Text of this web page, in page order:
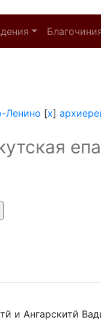
Ленино [x]
и Ангарскитй